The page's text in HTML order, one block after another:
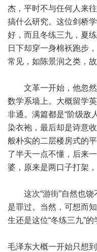
杰，平时不与任何人来
搞什么研究。这位剑桥
好，而且冬练三九，夏
日下却穿一身棉袄跑步
常见，如陈景润之类，
文革一开始，他忽然
数学系墙上。大概留学
非通。满篇都是“阶级敌
染衣袍，最后却是诗意
般朴实的二层楼房式的
了半天一点不懂，后来
婆，原来是两口子打架，
这次“游街”自然也饶
是罪过。当然，可想而
生还是这位“冬练三九”的
毛泽东大概一开始只想